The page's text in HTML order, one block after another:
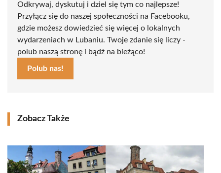
Odkrywaj, dyskutuj i dziel się tym co najlepsze!
Przyłącz się do naszej społeczności na Facebooku,
gdzie możesz dowiedzieć się więcej o lokalnych
wydarzeniach w Lubaniu. Twoje zdanie się liczy -
polub naszą stronę i bądź na bieżąco!
Polub nas!
Zobacz Także